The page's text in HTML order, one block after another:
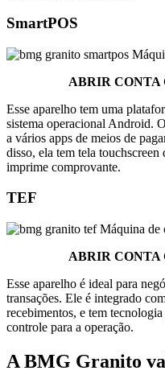
SmartPOS
ABRIR CONTA
Esse aparelho tem uma
sistema operacional Android.
a vários apps de meios de
disso, ela tem tela touchscreen
imprime comprovante.
TEF
Máquina de
ABRIR CONTA
Esse aparelho é ideal para
transações. Ele é integrado
recebimentos, e tem
controle para a operação.
A BMG Granito